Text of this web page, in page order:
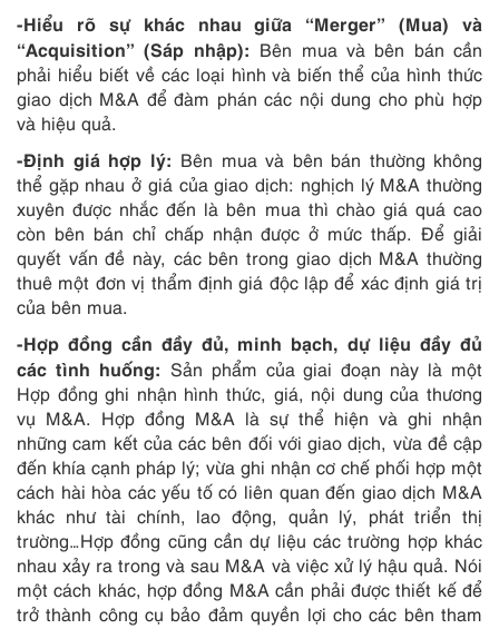
-Hiểu rõ sự khác nhau giữa “Merger” (Mua) và
“Acquisition” (Sáp nhập): Bên mua và bên bán cần
phải hiểu biết về các loại hình và biến thể của hình thức
giao dịch M&A để đàm phán các nội dung cho phù hợp
và hiệu quả.
-Định giá hợp lý: Bên mua và bên bán thường không
thể gặp nhau ở giá của giao dịch: nghịch lý M&A thường
xuyên được nhắc đến là bên mua thì chào giá quá cao
còn bên bán chỉ chấp nhận được ở mức thấp. Để giải
quyết vấn đề này, các bên trong giao dịch M&A thường
thuê một đơn vị thẩm định giá độc lập để xác định giá trị
của bên mua.
-Hợp đồng cần đầy đủ, minh bạch, dự liệu đầy đủ
các tình huống: Sản phẩm của giai đoạn này là một
Hợp đồng ghi nhận hình thức, giá, nội dung của thương
vụ M&A. Hợp đồng M&A là sự thể hiện và ghi nhận
những cam kết của các bên đối với giao dịch, vừa đề cập
đến khía cạnh pháp lý; vừa ghi nhận cơ chế phối hợp một
cách hài hòa các yếu tố có liên quan đến giao dịch M&A
khác như tài chính, lao động, quản lý, phát triển thị
trường…Hợp đồng cũng cần dự liệu các trường hợp khác
nhau xảy ra trong và sau M&A và việc xử lý hậu quả. Nói
một cách khác, hợp đồng M&A cần phải được thiết kế để
trở thành công cụ bảo đảm quyền lợi cho các bên tham